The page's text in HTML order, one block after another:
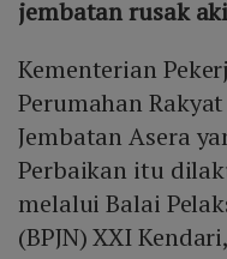
jembatan rusak
Kementerian
Perumahan
Jembatan Asera
Perbaikan itu
melalui Balai
(BPJN) XXI